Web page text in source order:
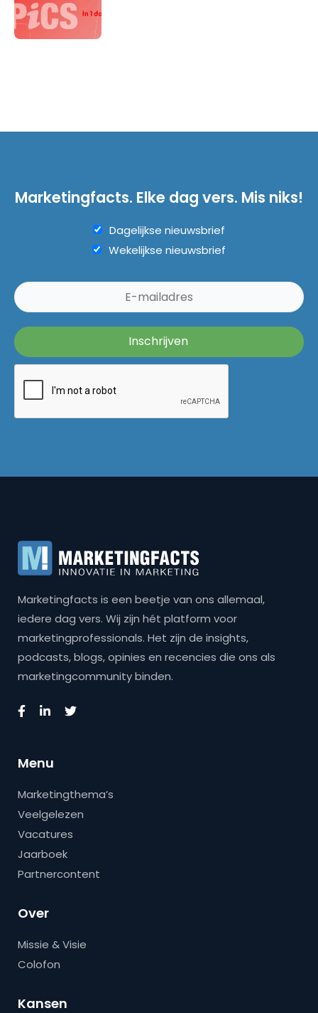
Marketingfacts. Elke dag vers. Mis niks!
Dagelijkse nieuwsbrief
Wekelijkse nieuwsbrief
Marketingfacts is een beetje van ons allemaal,
iedere dag vers. Wij zijn hét platform voor
marketingprofessionals. Het zijn de insights,
podcasts, blogs, opinies en recencies die ons als
marketingcommunity binden.
Menu
Marketingthema’s
Veelgelezen
Vacatures
Jaarboek
Partnercontent
Over
Missie & Visie
Colofon
Kansen